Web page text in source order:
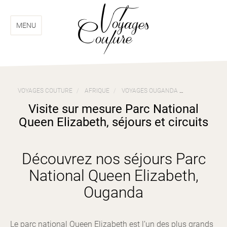
menu
contenuMENU
VOYAGES COUTURE AFRIQUE VOYAGES OUGANDA
Visite sur mesure Parc National
Queen Elizabeth, séjours et circuits
Découvrez nos séjours Parc
National Queen Elizabeth,
Ouganda
Le parc national Queen Elizabeth est l’un des plus grands